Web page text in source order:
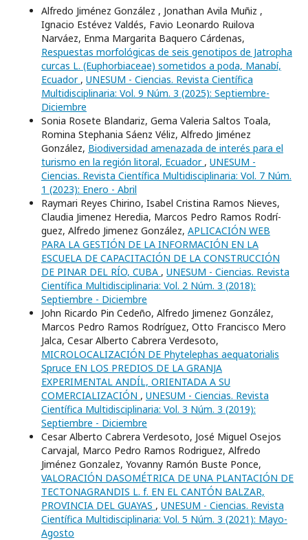
Alfredo Jiménez González , Jonathan Avila Muñiz ,
Ignacio Estévez Valdés, Favio Leonardo Ruilova
Narváez, Enma Margarita Baquero Cárdenas,
Respuestas morfológicas de seis genotipos de Jatropha
curcas L. (Euphorbiaceae) sometidos a poda, Manabí,
Ecuador , UNESUM - Ciencias. Revista Científica
Multidisciplinaria: Vol. 9 Núm. 3 (2025): Septiembre-
Diciembre
Sonia Rosete Blandariz, Gema Valeria Saltos Toala,
Romina Stephania Sáenz Véliz, Alfredo Jiménez
González, Biodiversidad amenazada de interés para el
turismo en la región litoral, Ecuador , UNESUM -
Ciencias. Revista Científica Multidisciplinaria: Vol. 7 Núm.
1 (2023): Enero - Abril
Raymari Reyes Chirino, Isabel Cristina Ramos Nieves,
Claudia Jimenez Heredia, Marcos Pedro Ramos Rodrí­
guez, Alfredo Jimenez González, APLICACIÓN WEB
PARA LA GESTIÓN DE LA INFORMACIÓN EN LA
ESCUELA DE CAPACITACIÓN DE LA CONSTRUCCIÓN
DE PINAR DEL RÍO, CUBA , UNESUM - Ciencias. Revista
Científica Multidisciplinaria: Vol. 2 Núm. 3 (2018):
Septiembre - Diciembre
John Ricardo Pin Cedeño, Alfredo Jimenez González,
Marcos Pedro Ramos Rodrí­guez, Otto Francisco Mero
Jalca, Cesar Alberto Cabrera Verdesoto,
MICROLOCALIZACIÓN DE Phytelephas aequatorialis
Spruce EN LOS PREDIOS DE LA GRANJA
EXPERIMENTAL ANDÍL, ORIENTADA A SU
COMERCIALIZACIÓN , UNESUM - Ciencias. Revista
Científica Multidisciplinaria: Vol. 3 Núm. 3 (2019):
Septiembre - Diciembre
Cesar Alberto Cabrera Verdesoto, José Miguel Osejos
Carvajal, Marco Pedro Ramos Rodriguez, Alfredo
Jiménez Gonzalez, Yovanny Ramón Buste Ponce,
VALORACIÓN DASOMÉTRICA DE UNA PLANTACIÓN DE
TECTONAGRANDIS L. f. EN EL CANTÓN BALZAR,
PROVINCIA DEL GUAYAS , UNESUM - Ciencias. Revista
Científica Multidisciplinaria: Vol. 5 Núm. 3 (2021): Mayo-
Agosto